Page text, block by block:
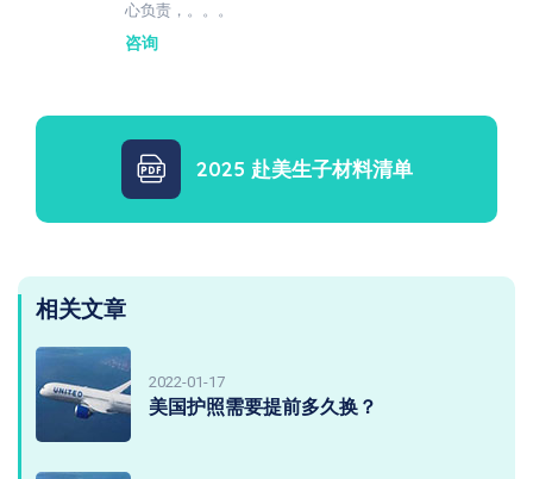
心负责，。。。
咨询
2025 赴美生子材料清单
相关文章
2022-01-17
美国护照需要提前多久换？